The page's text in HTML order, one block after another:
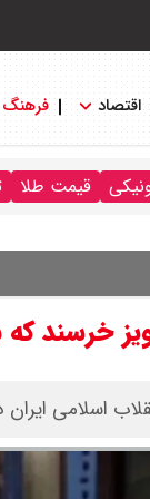
اقتصاد فرهنگ
قیمت طلا
خرسند که
در ۸۶ سالگی